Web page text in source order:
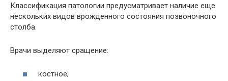
Классификация патологии предусматривает наличие еще
нескольких видов врожденного состояния позвоночного
столба.
Врачи выделяют сращение:
костное;